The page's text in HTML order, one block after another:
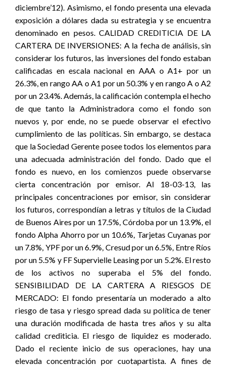
diciembre’12). Asimismo, el fondo presenta una elevada
exposición a dólares dada su estrategia y se encuentra
denominado en pesos. CALIDAD CREDITICIA DE LA
CARTERA DE INVERSIONES: A la fecha de análisis, sin
considerar los futuros, las inversiones del fondo estaban
calificadas en escala nacional en AAA o A1+ por un
26.3%, en rango AA o A1 por un 50.3% y en rango A o A2
por un 23.4%. Además, la calificación contempla el hecho
de que tanto la Administradora como el fondo son
nuevos y, por ende, no se puede observar el efectivo
cumplimiento de las políticas. Sin embargo, se destaca
que la Sociedad Gerente posee todos los elementos para
una adecuada administración del fondo. Dado que el
fondo es nuevo, en los comienzos puede observarse
cierta concentración por emisor. Al 18-03-13, las
principales concentraciones por emisor, sin considerar
los futuros, correspondían a letras y títulos de la Ciudad
de Buenos Aires por un 17.5%, Córdoba por un 13.9%, el
fondo Alpha Ahorro por un 10.6%, Tarjetas Cuyanas por
un 7.8%, YPF por un 6.9%, Cresud por un 6.5%, Entre Ríos
por un 5.5% y FF Supervielle Leasing por un 5.2%. El resto
de los activos no superaba el 5% del fondo.
SENSIBILIDAD DE LA CARTERA A RIESGOS DE
MERCADO: El fondo presentaría un moderado a alto
riesgo de tasa y riesgo spread dada su política de tener
una duración modificada de hasta tres años y su alta
calidad crediticia. El riesgo de liquidez es moderado.
Dado el reciente inicio de sus operaciones, hay una
elevada concentración por cuotapartista. A fines de